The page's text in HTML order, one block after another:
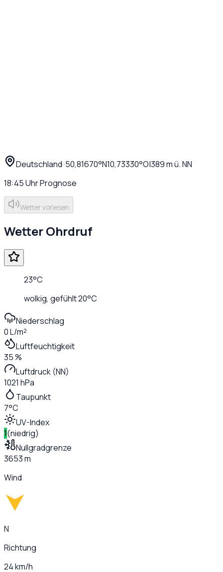
Deutschland··50,81670°N10,73330°O|389m ü. NN
18:45UhrPrognose
Wetter vorlesen
WetterOhrdruf
23°C
wolkig, gefühlt20°C
Niederschlag
0 L/m²
Luftfeuchtigkeit
35 %
Luftdruck (NN)
1021 hPa
Taupunkt
7°C
UV-Index
1(niedrig)
Nullgradgrenze
3653 m
Wind
N
Richtung
24 km/h